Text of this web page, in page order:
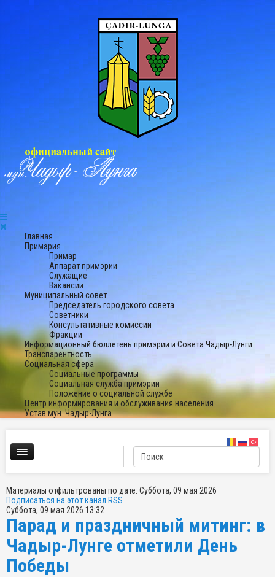
Главная
Примэрия
Примар
Аппарат примэрии
Служащие
Вакансии
Муниципальный совет
Председатель городского совета
Советники
Консультативные комиссии
Фракции
Информационный бюллетень примэрии и Совета Чадыр-Лунги
Транспарентность
Социальная сфера
Социальные программы
Социальная служба примэрии
Положение о социальной службе
Центр информирования и обслуживания населения
Устав мун. Чадыр-Лунга
Материалы отфильтрованы по дате: Суббота, 09 мая 2026
Подписаться на этот канал RSS
Суббота, 09 мая 2026 13:32
Парад и праздничный митинг: в
Чадыр-Лунге отметили День
Победы